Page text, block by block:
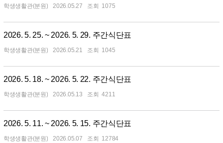
학생생활관(분원) 2026.05.27 1075
2026. 5. 25. ~ 2026. 5. 29. 주간식단표
학생생활관(분원) 2026.05.21 1045
2026. 5. 18. ~ 2026. 5. 22. 주간식단표
학생생활관(분원) 2026.05.13 4211
2026. 5. 11. ~ 2026. 5. 15. 주간식단표
학생생활관(분원) 2026.05.07 12784